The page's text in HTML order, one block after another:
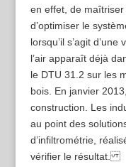
en effet, de maîtriser
d’optimiser le
lorsqu’il s’agit
l’air apparaît déjà
le DTU 31.2 sur les
bois. En janvier
construction. Les
au point des
d’infiltrométrie,
vérifier le résultat.